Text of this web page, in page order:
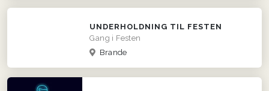
UNDERHOLDNING TIL FESTEN
Gang i Festen
Brande